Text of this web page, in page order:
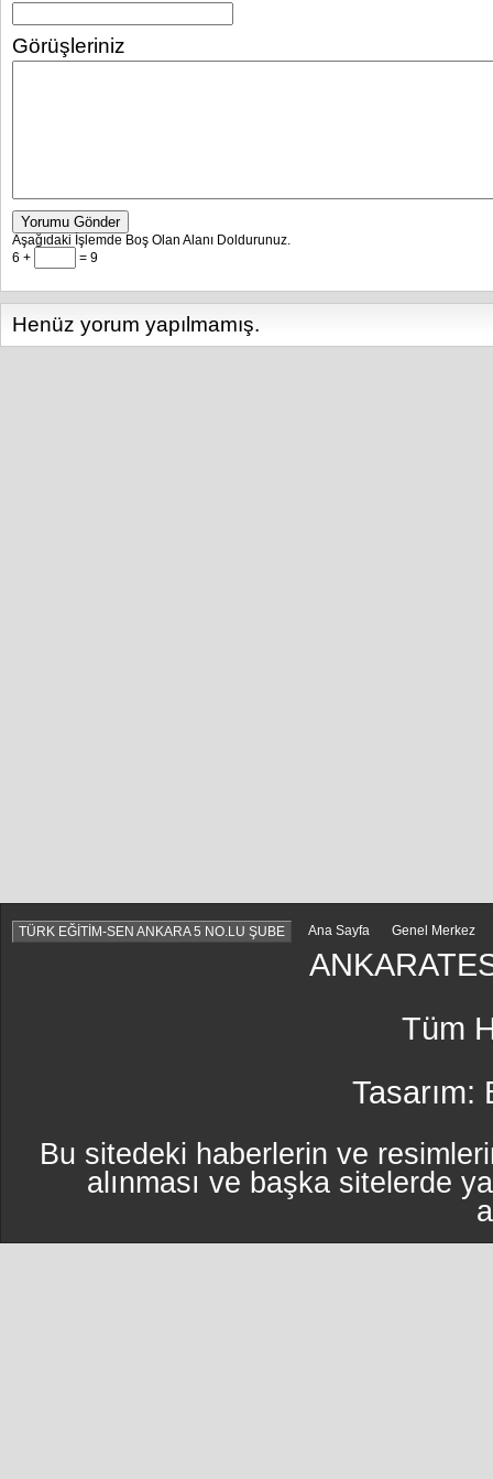
Görüşleriniz
Yorumu Gönder
Aşağıdaki İşlemde Boş Olan Alanı Doldurunuz.
6 +
= 9
Henüz yorum yapılmamış.
TÜRK EĞİTİM-SEN ANKARA 5 NO.LU ŞUBE Ana Sayfa Genel Merkez
Tüm
Tasarım:
Bu sitedeki haberlerin ve
alınması ve başka sitelerde